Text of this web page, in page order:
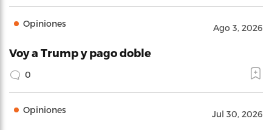
Opiniones Ago 3, 2026
Voy a Trump y pago doble
0
Opiniones Jul 30, 2026